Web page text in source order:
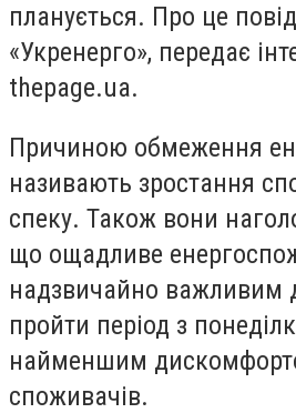
планується. Про це
«Укренерго», передає
thepage.ua.
Причиною обмеження
називають зростання
спеку. Також вони
що ощадливе
надзвичайно важливим
пройти період з
найменшим
споживачів.